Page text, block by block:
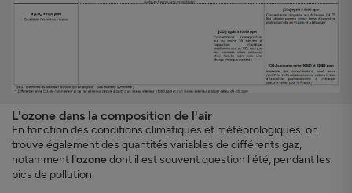
L'ozone dans la composition de l'air
En fonction des conditions climatiques et météorologiques, on
trouve également des quantités variables de différents gaz,
notamment l'ozonedont il est souvent question l'été, pendant les
pics de pollution.